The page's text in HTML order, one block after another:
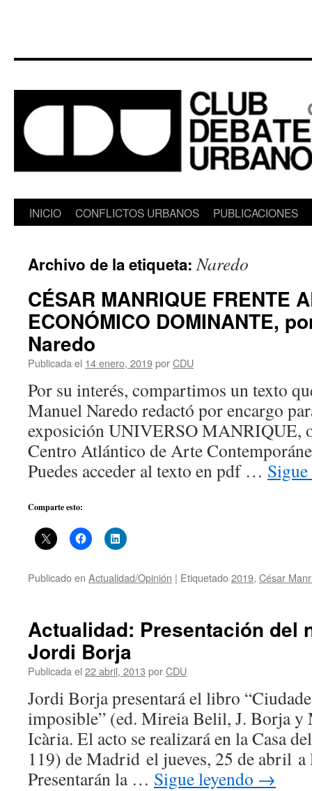
Saltar
contenido
INICIO CONFLICTOS URBANOS PUBLICACIONES
Archivo de la etiqueta:Naredo
CÉSAR MANRIQUE FRENTE
ECONÓMICO DOMINANTE,
Naredo
Publicada el 14 enero, 2019porCDU
Por su interés, compartimos un texto
Manuel Naredo redactó por encargo
exposición UNIVERSO MANRIQUE,
Centro Atlántico de Arte
Puedes acceder al texto en pdf …
Comparte esto:
Publicado en Actualidad/Opinión | Etiquetado2019, César
Actualidad: Presentación del
Jordi Borja
Publicada el 22 abril, 2013 porCDU
Jordi Borja presentará el libro
imposible” (ed. Mireia Belil, J. Borja y
Icària. El acto se realizará en la Casa
119) de Madrid el jueves, 25 de abril a
Presentarán la … Sigue leyendo →